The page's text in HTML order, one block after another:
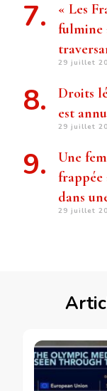
« Les
fulmine
29 juillet
Droits
est
29 juillet
Une
frappée
dans
29 juillet